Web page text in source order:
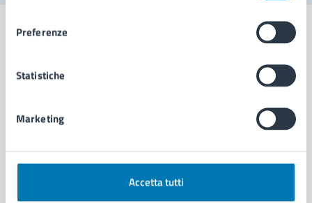
Preferenze
Statistiche
Marketing
Accetta tutti
Comune di Napoli
AMMINISTRAZIONE
Organi di governo